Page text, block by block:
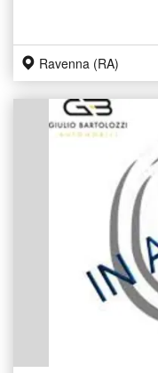
Ravenna (RA)